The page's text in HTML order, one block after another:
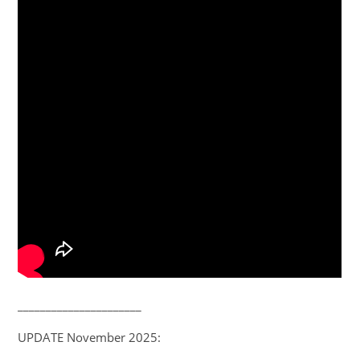
UPDATE November 2025: